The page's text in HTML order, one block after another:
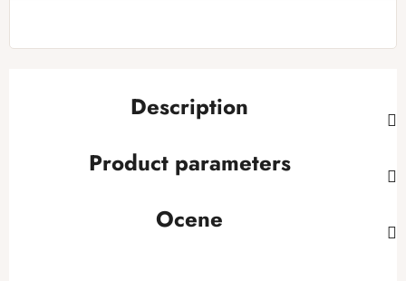
Description
Product parameters
Ocene